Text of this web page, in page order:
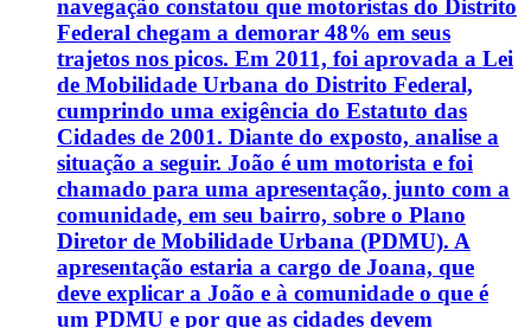
navegação constatou que motoristas do Distrito
Federal chegam a demorar 48% em seus
trajetos nos picos. Em 2011, foi aprovada a Lei
de Mobilidade Urbana do Distrito Federal,
cumprindo uma exigência do Estatuto das
Cidades de 2001. Diante do exposto, analise a
situação a seguir. João é um motorista e foi
chamado para uma apresentação, junto com a
comunidade, em seu bairro, sobre o Plano
Diretor de Mobilidade Urbana (PDMU). A
apresentação estaria a cargo de Joana, que
deve explicar a João e à comunidade o que é
um PDMU e por que as cidades devem